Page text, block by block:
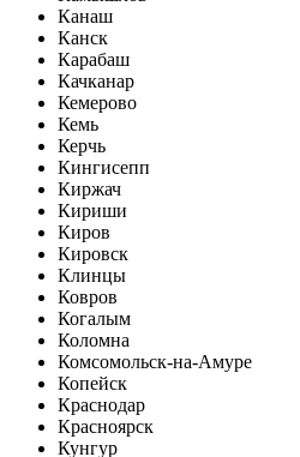
Канаш
Канск
Карабаш
Качканар
Кемерово
Кемь
Керчь
Кингисепп
Киржач
Кириши
Киров
Кировск
Клинцы
Ковров
Когалым
Коломна
Комсомольск-на-Амуре
Копейск
Краснодар
Красноярск
Кунгур